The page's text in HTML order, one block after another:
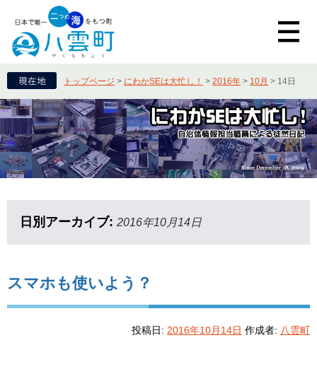
トップページ > にわかSEは大忙し！ > 2016年 > 10月 > 14日
日別アーカイブ: 2016年10月14日
スマホも使いよう？
投稿日: 2016年10月14日 作成者: 八雲町